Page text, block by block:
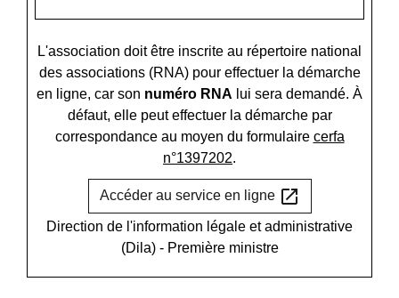
L'association doit être inscrite au répertoire national
des associations (RNA) pour effectuer la démarche
en ligne, car son numéro RNA lui sera demandé. À
défaut, elle peut effectuer la démarche par
correspondance au moyen du formulaire cerfa
n°1397202.
Accéder au service en ligne open_in_new
Direction de l'information légale et administrative
(Dila) - Première ministre